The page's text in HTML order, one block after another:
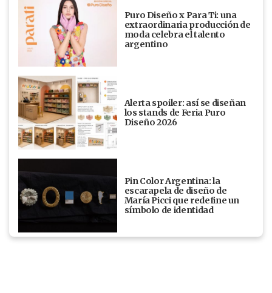
Puro Diseño x Para Ti: una
extraordinaria producción de
moda celebra el talento
argentino
Alerta spoiler: así se diseñan
los stands de Feria Puro
Diseño 2026
Pin Color Argentina: la
escarapela de diseño de
María Picci que redefine un
símbolo de identidad